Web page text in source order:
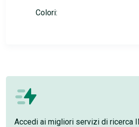
Colori:
Accedi ai migliori servizi di ricerca